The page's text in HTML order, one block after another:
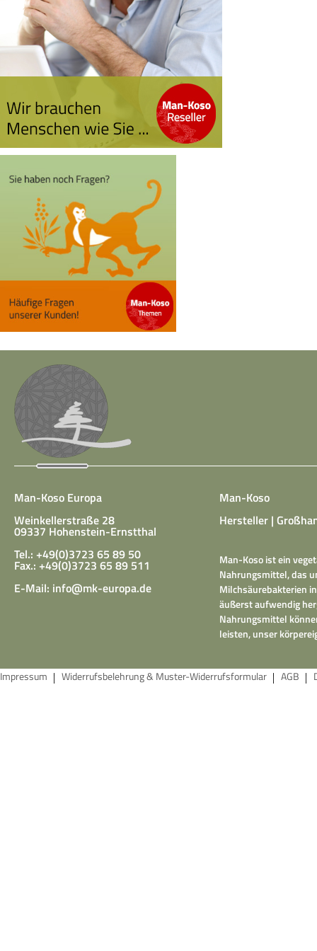
Man-Koso Europa
Weinkellerstraße 28
09337 Hohenstein-Ernstthal
Tel.: +49(0)3723 65 89 50
Fax.: +49(0)3723 65 89 511
E-Mail: info@mk-europa.de
Man-Koso
Hersteller |
Man-Koso ist ein
Nahrungsmittel, das
Milchsäurebakterien
äußerst aufwendig
Nahrungsmittel
leisten, unser
Impressum Widerrufsbelehrung & Muster-Widerrufsformular AGB